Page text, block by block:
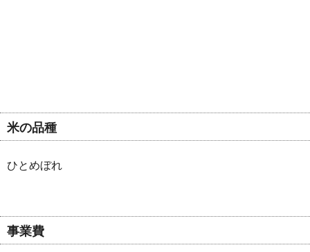
米の品種
ひとめぼれ
事業費